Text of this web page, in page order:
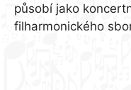
působí jako
filharmonického